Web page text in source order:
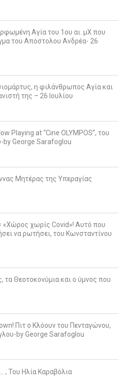
Αγία του 1ου αι. μΧ που
του Απόστολου Ανδρέα- 26
η φιλάνθρωπος Αγία και
της – 26 Ιουλίου
Playing at “Cine OLYMPOS”, του
by George Sarafoglou
Μητέρας της Υπεραγίας
«Χώρος χωρίς Covid»! Αυτό που
να ρωτήσει, του Κωνσταντίνου
τα Θεοτοκονύμια και ο ύμνος που
Πιτ ο Κλόουν του Πενταγώνου,
by George Sarafoglou
, Του Ηλία Καραβόλια